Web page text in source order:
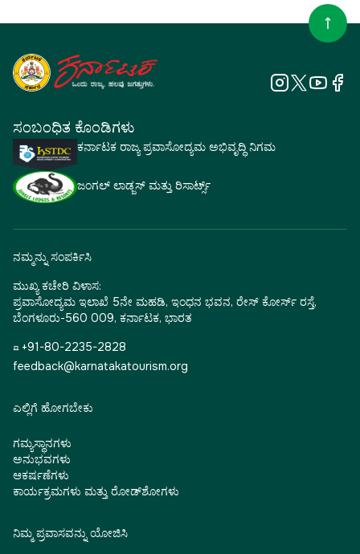
ಸಂಬಂಧಿತ ಕೊಂಡಿಗಳು
ಕರ್ನಾಟಕ ರಾಜ್ಯ ಪ್ರವಾಸೋದ್ಯಮ ಅಭಿವೃದ್ಧಿ ನಿಗಮ
ಜಂಗಲ್ ಲಾಡ್ಜಸ್ ಮತ್ತು ರಿಸಾರ್ಟ್ಸ್
ನಮ್ಮನ್ನು ಸಂಪರ್ಕಿಸಿ
ಮುಖ್ಯ ಕಚೇರಿ ವಿಳಾಸ:
ಪ್ರವಾಸೋದ್ಯಮ ಇಲಾಖೆ 5ನೇ ಮಹಡಿ, ಇಂಧನ ಭವನ, ರೇಸ್ ಕೋರ್ಸ್ ರಸ್ತೆ,
ಬೆಂಗಳೂರು-560 009, ಕರ್ನಾಟಕ, ಭಾರತ
☎ +91-80-2235-2828
feedback@karnatakatourism.org
ಎಲ್ಲಿಗೆ ಹೋಗಬೇಕು
ಗಮ್ಯಸ್ಥಾನಗಳು
ಅನುಭವಗಳು
ಆಕರ್ಷಣೆಗಳು
ಕಾರ್ಯಕ್ರಮಗಳು ಮತ್ತು ರೋಡ್‌ಶೋಗಳು
ನಿಮ್ಮ ಪ್ರವಾಸವನ್ನು ಯೋಜಿಸಿ